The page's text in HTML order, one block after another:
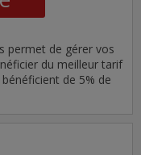
permet de gérer vos
du meilleur tarif
de 5% de